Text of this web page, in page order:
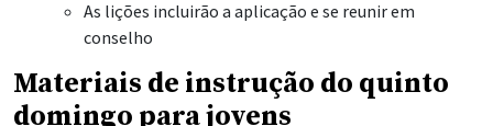
As lições incluirão a aplicação e se reunir em
conselho
Materiais de instrução do quinto
domingo para jovens